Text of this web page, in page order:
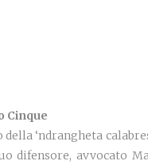
Cinque
della ‘ndrangheta
difensore, avvocato